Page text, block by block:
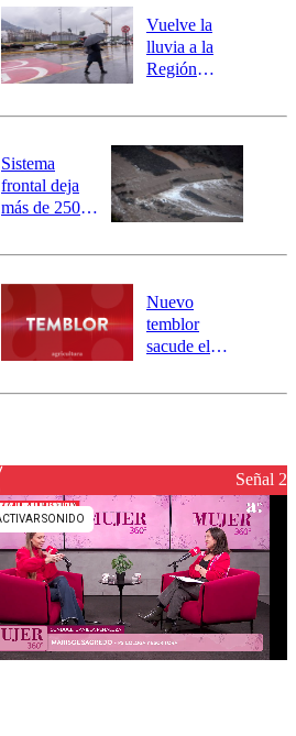
río Damas:
activa
mensajería
SAE
Vuelve la
lluvia a la
Región
este es el
la DMC para
este viernes
Sistema
frontal deja
más de 250
y 317
aisladas entre
Valparaíso y
Los Ríos
Nuevo
temblor
sacude el
revisa la
Señal 2